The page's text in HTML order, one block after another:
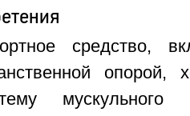
средство,
мускульного